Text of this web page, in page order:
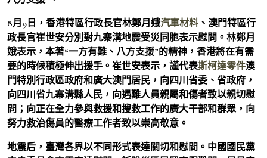
8月9日，香港特區行政長官林鄭月娥汽車材料 、澳門特區行
政長官崔世安分別對九寨溝地震受災同胞表示慰問。林鄭月
娥表示，本著“一方有難、八方支援”的精神，香港將在有需
要的時候積極伸出援手。崔世安表示，謹代表斯柯達零件澳
門特別行政區政府和廣大澳門居民，向四川省委、省政府，
向四川省九寨溝縣人民，向遇難人員親屬和傷者致以親切慰
問；向正在全力參與救援和搜救工作的廣大干部和群眾，向
努力救治傷員的醫療工作者致以崇高敬意。
地震后，臺灣各界以不同形式表達關切和慰問。中國國民黨